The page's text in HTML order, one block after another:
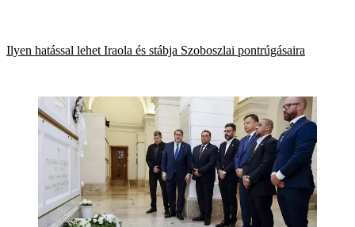
Ilyen hatással lehet Iraola és stábja Szoboszlai pontrúgásaira